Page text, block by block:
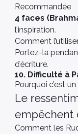
Recommandée
4 faces
l’inspiration.
Comment
Portez-la
d’écriture.
10. Difficulté à
Pourquoi c’est
Le
empêchent
Comment les